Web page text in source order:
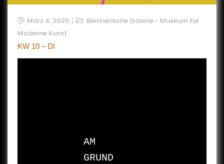
März 4, 2025
Berlinerische Galerie - Museum für
Moderne Kunst
KW 10 – DI
AM
GRUND